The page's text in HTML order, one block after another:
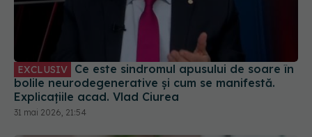
EXCLUSIV
bolile neurodegenerative și cum se manifestă.
Explicațiile acad. Vlad Ciurea
31 mai 2026, 21:54